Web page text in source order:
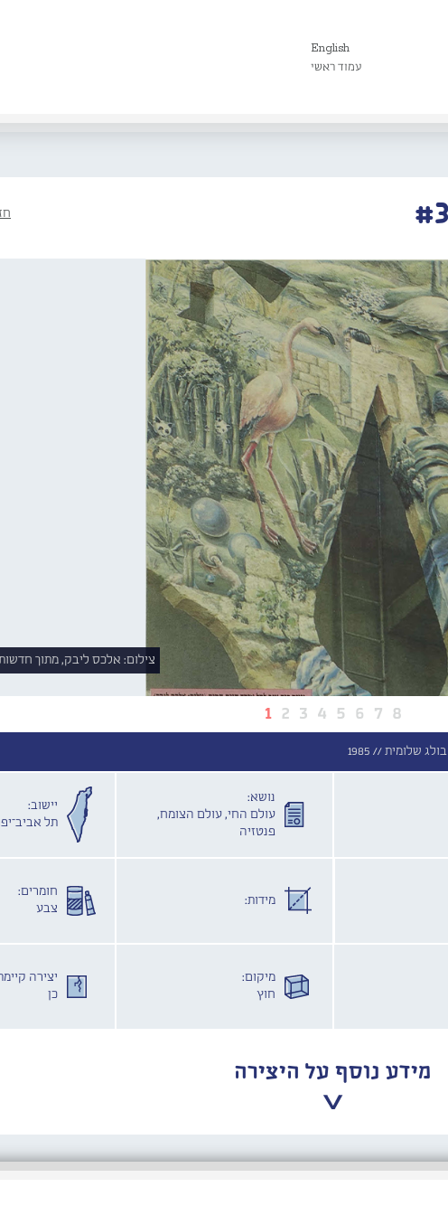
English
עמוד ראשי
1 2 3 4 5 6 7 8
צילום: אלכס ליבק, מתוך חדשות, 1 ביולי 1985,
בולג שלומית // 1985
נושא:
עולם החי, עולם הצומח,
פנטזיה
יישוב:
תל
מידות:
חומרים:
צבע
מיקום:
חוץ
יצירה
כן
מידע נוסף על היצירה